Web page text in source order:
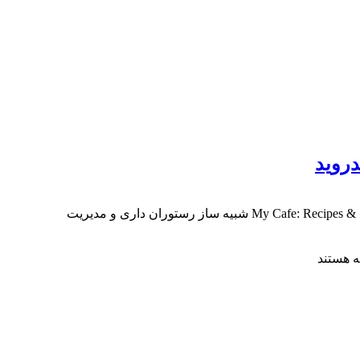
My Cafe: Recipes & Stories v1.9.51 دانلود بازی کافه من: دستور پخت ها و ماجراها برای اندروید بازی مدیریتی و بسیار سرگرم کننده My Cafe: Recipes & Stories شبیه ساز رستوران داری و مدیریت
هستند